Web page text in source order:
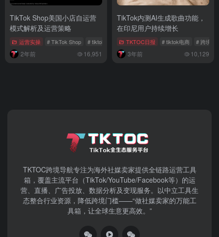
TikTok Shop美国小店自运营
模式解析及运营策略
运营实操 # TikTok Shop # tiktok电商 # 美国市场
2年前 16,951
TikTok内测AI生成歌曲功能，
在印尼用户持续增长
TKTOC日报 # tiktok电商 # 跨境电
3年前 10,129
TKTOC跨境导航​专注为海外社媒卖家提供全链路运营工具
箱，覆盖主流平台（TikTok/YouTube/Facebook等）​的运
营、直播、广告投放、数据分析及变现服务。以中立工具生
态整合行业资源，降低跨境门槛——“做社媒卖家的万能工
具箱，让全球生意更高效。”